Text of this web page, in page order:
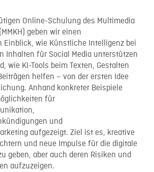
Online-Schulung des Multimedia
geben wir einen
Einblick, wie Künstliche Intelligenz bei
Inhalten für Social Media unterstützen
wie KI-Tools beim Texten, Gestalten
helfen – von der ersten Idee
Anhand konkreter Beispiele
für
und
aufgezeigt. Ziel ist es, kreative
und neue Impulse für die digitale
geben, aber auch deren Risiken und
aufzuzeigen.